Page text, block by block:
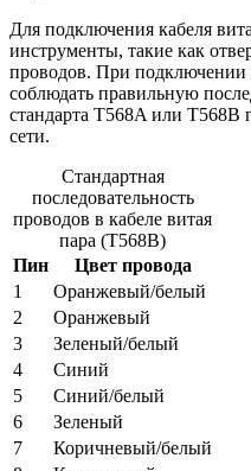
Для подключения кабеля
инструменты, такие как
проводов. При подключении
соблюдать правильную
стандарта T568A или T568B
сети.
Стандартная
последовательность
проводов в кабеле витая
пара (T568B)
Пин
Цвет провода
1
Оранжевый/белый
2
Оранжевый
3
Зеленый/белый
4
Синий
5
Синий/белый
6
Зеленый
7
Коричневый/белый